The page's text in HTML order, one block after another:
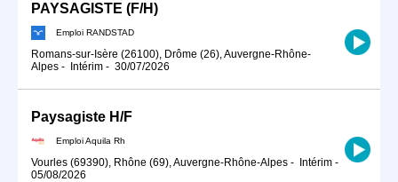
PAYSAGISTE (F/H)
Emploi RANDSTAD
Romans-sur-Isère (26100), Drôme (26), Auvergne-Rhône-
Alpes - Intérim - 30/07/2026
Paysagiste H/F
Emploi Aquila Rh
Vourles (69390), Rhône (69), Auvergne-Rhône-Alpes - Intérim -
05/08/2026